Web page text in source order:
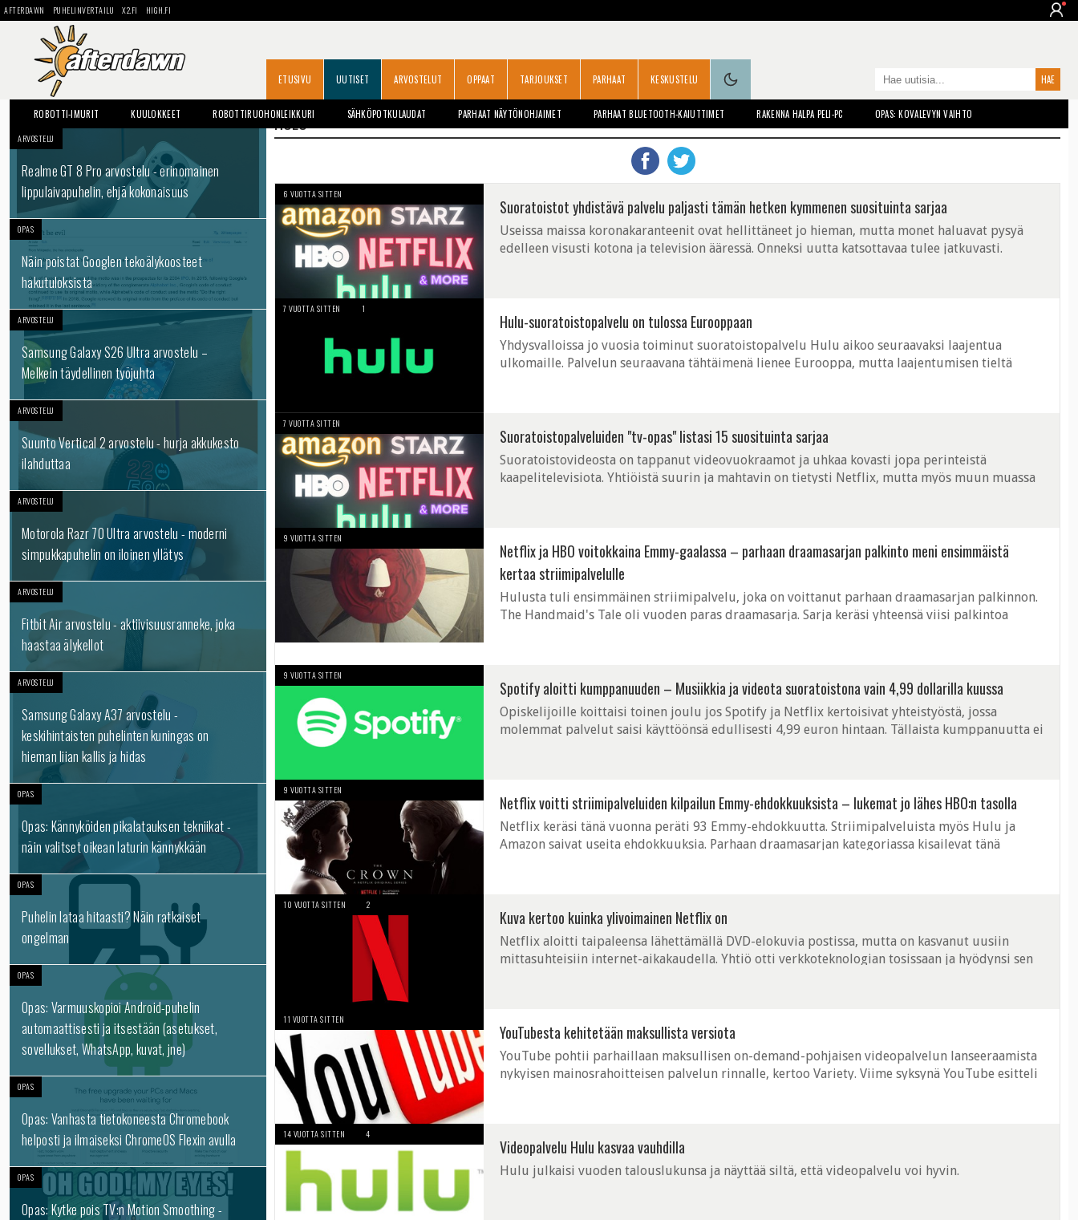
AFTERDAWN PUHELINVERTAILU X2.FI HIGH.FI
ETUSIVU UUTISET ARVOSTELUT OPPAAT TARJOUKSET PARHAAT KESKUSTELU
ROBOTTI-IMURIT KUULOKKEET ROBOTTIRUOHONLEIKKURI SÄHKÖPOTKULAUDAT PARHAAT NÄYTÖNOHJAIMET PARHAAT BLUETOOTH-KAIUTTIMET RAKENNA HALPA PELI-PC OPAS: KOVALEVYN VAIHTO
ARVOSTELU
Realme GT 8 Pro arvostelu - erinomainen
lippulaivapuhelin, ehjä kokonaisuus
OPAS
Näin poistat Googlen tekoälykoosteet
hakutuloksista
ARVOSTELU
Samsung Galaxy S26 Ultra arvostelu –
Melkein täydellinen työjuhta
ARVOSTELU
Suunto Vertical 2 arvostelu - hurja akkukesto
ilahduttaa
ARVOSTELU
Motorola Razr 70 Ultra arvostelu - moderni
simpukkapuhelin on iloinen yllätys
ARVOSTELU
Fitbit Air arvostelu - aktiivisuusranneke, joka
haastaa älykellot
ARVOSTELU
Samsung Galaxy A37 arvostelu -
keskihintaisten puhelinten kuningas on
hieman liian kallis ja hidas
OPAS
Opas: Kännyköiden pikalatauksen tekniikat -
näin valitset oikean laturin kännykkään
OPAS
Puhelin lataa hitaasti? Näin ratkaiset
ongelman
OPAS
Opas: Varmuuskopioi Android-puhelin
automaattisesti ja itsestään (asetukset,
sovellukset, WhatsApp, kuvat, jne)
OPAS
Opas: Vanhasta tietokoneesta Chromebook
helposti ja ilmaiseksi ChromeOS Flexin avulla
OPAS
Opas: Kytke pois TV:n Motion Smoothing -
HULU
6 VUOTTA SITTEN
Suoratoistot yhdistävä palvelu paljasti tämän hetken kymmenen suosituinta sarjaa
Useissa maissa koronakaranteenit ovat hellittäneet jo hieman, mutta monet haluavat pysyä
edelleen visusti kotona ja television ääressä. Onneksi uutta katsottavaa tulee jatkuvasti.
7 VUOTTA SITTEN 1
Hulu-suoratoistopalvelu on tulossa Eurooppaan
Yhdysvalloissa jo vuosia toiminut suoratoistopalvelu Hulu aikoo seuraavaksi laajentua
ulkomaille. Palvelun seuraavana tähtäimenä lienee Eurooppa, mutta laajentumisen tieltä
7 VUOTTA SITTEN
Suoratoistopalveluiden "tv-opas" listasi 15 suosituinta sarjaa
Suoratoistovideosta on tappanut videovuokraamot ja uhkaa kovasti jopa perinteistä
kaapelitelevisiota. Yhtiöistä suurin ja mahtavin on tietysti Netflix, mutta myös muun muassa
9 VUOTTA SITTEN
Netflix ja HBO voitokkaina Emmy-gaalassa – parhaan draamasarjan palkinto meni ensimmäistä
kertaa striimipalvelulle
Hulusta tuli ensimmäinen striimipalvelu, joka on voittanut parhaan draamasarjan palkinnon.
The Handmaid's Tale oli vuoden paras draamasarja. Sarja keräsi yhteensä viisi palkintoa
9 VUOTTA SITTEN
Spotify aloitti kumppanuuden – Musiikkia ja videota suoratoistona vain 4,99 dollarilla kuussa
Opiskelijoille koittaisi toinen joulu jos Spotify ja Netflix kertoisivat yhteistyöstä, jossa
molemmat palvelut saisi käyttöönsä edullisesti 4,99 euron hintaan. Tällaista kumppanuutta ei
9 VUOTTA SITTEN
Netflix voitti striimipalveluiden kilpailun Emmy-ehdokkuuksista – lukemat jo lähes HBO:n tasolla
Netflix keräsi tänä vuonna peräti 93 Emmy-ehdokkuutta. Striimipalveluista myös Hulu ja
Amazon saivat useita ehdokkuuksia. Parhaan draamasarjan kategoriassa kisailevat tänä
10 VUOTTA SITTEN 2
Kuva kertoo kuinka ylivoimainen Netflix on
Netflix aloitti taipaleensa lähettämällä DVD-elokuvia postissa, mutta on kasvanut uusiin
mittasuhteisiin internet-aikakaudella. Yhtiö otti verkkoteknologian tosissaan ja hyödynsi sen
11 VUOTTA SITTEN
YouTubesta kehitetään maksullista versiota
YouTube pohtii parhaillaan maksullisen on-demand-pohjaisen videopalvelun lanseeraamista
nykyisen mainosrahoitteisen palvelun rinnalle, kertoo Variety. Viime syksynä YouTube esitteli
14 VUOTTA SITTEN 4
Videopalvelu Hulu kasvaa vauhdilla
Hulu julkaisi vuoden talouslukunsa ja näyttää siltä, että videopalvelu voi hyvin.